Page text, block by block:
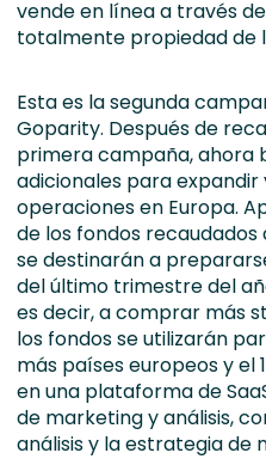
vende en línea a través
totalmente propiedad de
Esta es la segunda
Goparity. Después de
primera campaña, ahora
adicionales para
operaciones en Europa.
de los fondos
se destinarán a
del último trimestre del
es decir, a comprar más
los fondos se utilizarán
más países europeos y el
en una plataforma de
de marketing y análisis,
análisis y la estrategia de